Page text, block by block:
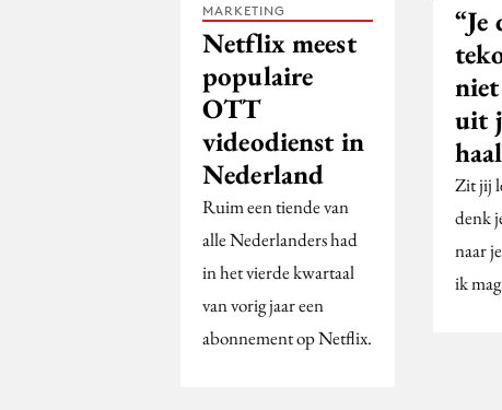
MARKETING
Netflix meest
populaire
OTT
videodienst in
Nederland
Ruim een tiende van
alle Nederlanders had
in het vierde kwartaal
van vorig jaar een
abonnement op Netflix.
“Je
uit
Zit jij
denk
naar
ik